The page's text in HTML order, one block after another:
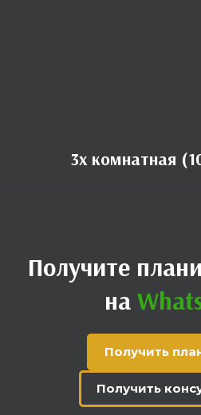
3х комнатная
Получите
на
Получить
Получить